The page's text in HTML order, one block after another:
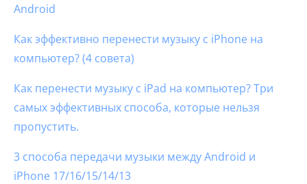
Android
Как эффективно перенести музыку с iPhone на
компьютер? (4 совета)
Как перенести музыку с iPad на компьютер? Три
самых эффективных способа, которые нельзя
пропустить.
3 способа передачи музыки между Android и
iPhone 17/16/15/14/13